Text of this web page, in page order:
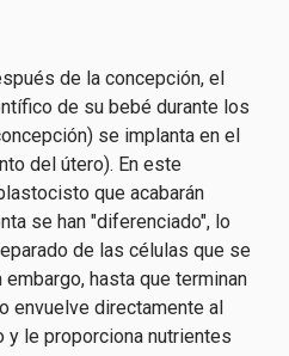
de la concepción, el
de su bebé durante los
se implanta en el
del útero). En este
que acabarán
se han "diferenciado", lo
de las células que se
hasta que terminan
envuelve directamente al
le proporciona nutrientes